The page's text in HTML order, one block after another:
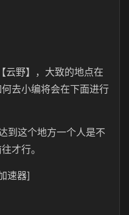
云野】，大致的地点在
去小编将会在下面进行
到这个地方一个人是不
才行。
速器]